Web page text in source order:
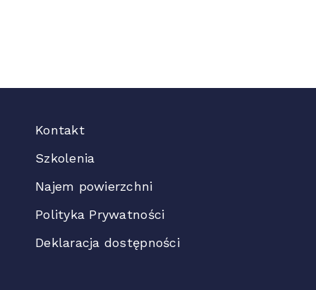
Kontakt
Szkolenia
Najem powierzchni
Polityka Prywatności
Deklaracja dostępności